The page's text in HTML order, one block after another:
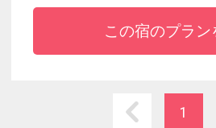
望できます。城下町として栄
散策や川下り（お堀めぐり）
この宿のプラン
1